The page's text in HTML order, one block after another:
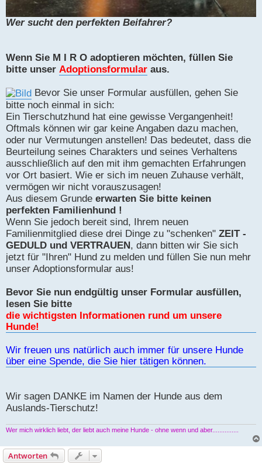
Wer sucht den perfekten Beifahrer?
Wenn Sie M I R O adoptieren möchten, füllen Sie
bitte unser Adoptionsformular aus.
Bevor Sie unser Formular ausfüllen, gehen Sie
bitte noch einmal in sich:
Ein Tierschutzhund hat eine gewisse Vergangenheit!
Oftmals können wir gar keine Angaben dazu machen,
oder nur Vermutungen anstellen! Das bedeutet, dass die
Beurteilung seines Charakters und seines Verhaltens
ausschließlich auf den mit ihm gemachten Erfahrungen
vor Ort basiert. Wie er sich im neuen Zuhause verhält,
vermögen wir nicht vorauszusagen!
Aus diesem Grunde erwarten Sie bitte keinen
perfekten Familienhund !
Wenn Sie jedoch bereit sind, Ihrem neuen
Familienmitglied diese drei Dinge zu "schenken" ZEIT -
GEDULD und VERTRAUEN, dann bitten wir Sie sich
jetzt für "Ihren" Hund zu melden und füllen Sie nun mehr
unser Adoptionsformular aus!
Bevor Sie nun endgültig unser Formular ausfüllen,
lesen Sie bitte
die wichtigsten Informationen rund um unsere
Hunde!
Wir freuen uns natürlich auch immer für unsere Hunde
über eine Spende, die Sie hier tätigen können.
Wir sagen DANKE im Namen der Hunde aus dem
Auslands-Tierschutz!
Wer mich wirklich liebt, der liebt auch meine Hunde - ohne wenn und aber...............
Antworten